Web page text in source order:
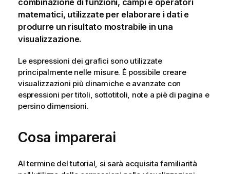
combinazione di funzioni, campie operatori
matematici, utilizzate per elaborare i dati e
produrre un risultato mostrabile in una
visualizzazione.
Le espressioni dei grafici sono utilizzate
principalmente nelle misure. È possibile creare
visualizzazioni più dinamiche e avanzate con
espressioni per titoli, sottotitoli, note a piè di pagina e
persino dimensioni.
Cosa imparerai
Al termine del tutorial, si sarà acquisita familiarità